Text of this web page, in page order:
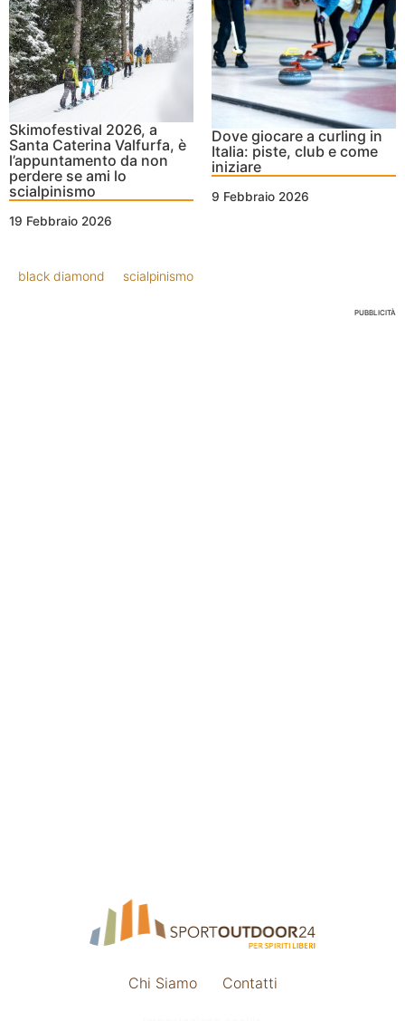
Skimofestival 2026, a
Santa Caterina Valfurfa, è
l’appuntamento da non
perdere se ami lo
scialpinismo
19 Febbraio 2026
Dove giocare a curling in
Italia: piste, club e come
iniziare
9 Febbraio 2026
black diamond scialpinismo
PUBBLICITÀ
Chi Siamo Contatti